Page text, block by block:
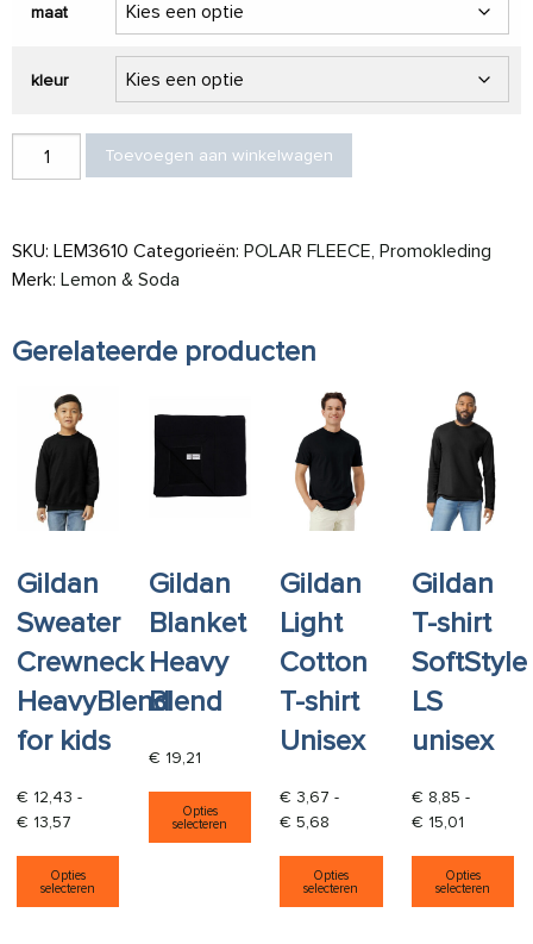
maat
kleur
L&S Jacket Hooded unisex aantal
Toevoegen aan winkelwagen
SKU: LEM3610 Categorieën: POLAR FLEECE, Promokleding
Merk: Lemon & Soda
Gerelateerde producten
Gildan
Sweater
Crewneck
HeavyBlend
for kids
€ 12,43 -
€ 13,57 Prijsklasse: € 12,43 tot € 13,57
Opties
selecteren
Dit product heeft meerdere variaties. Deze optie
Gildan
Blanket
Heavy
Blend
€ 19,21
Opties
selecteren
Dit product heeft meerdere
Gildan
Light
Cotton
T-shirt
Unisex
€ 3,67 -
€ 5,68 Prijsklasse: € 3,67 tot €
Opties
selecteren
Dit product heeft
Gildan
T-shirt
SoftStyle
LS
unisex
€ 8,85 -
€ 15,01
Opties
selecteren